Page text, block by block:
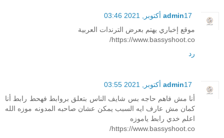
admin17 أكتوبر, 2021 03:46
موقع إخباري يهتم بعرض الترندات العربية
https://www.bassyshoot.co/
رد
admin17 أكتوبر, 2021 03:55
أنا مش فاهم حاجه بس شايف الناس بتعلق بروابط فهحط رابط أنا
كمان مش عارف ايه السبب يمكن عشان صاحبه المدونه موزه الله
اعلم خدي رابط ياموزه
https://www.bassyshoot.co/